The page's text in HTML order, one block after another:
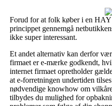
Forud for at folk køber i en
princippet gennemgå
ikke super interessant.
Et andet alternativ kan derfor
firmaet er e-mærke godkendt,
internet firmaet opretholder
at e-forretningen undertiden
nødvendige knowhow om
tilbydes du mulighed for